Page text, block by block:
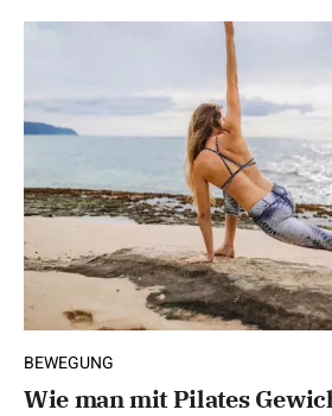
BEWEGUNG
Wie man mit Pilates